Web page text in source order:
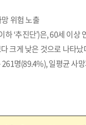
위험 노출
‘추진단’)은, 60세 이상
크게 낮은 것으로 나타
명(89.4%), 일평균 사